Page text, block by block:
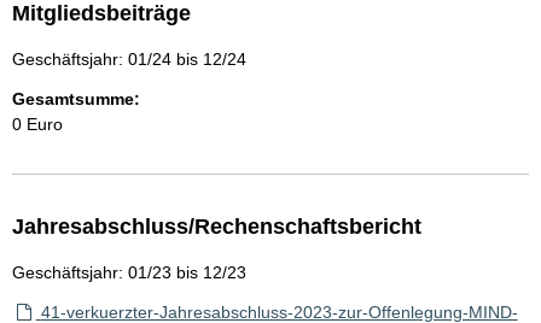
Mitgliedsbeiträge
Geschäftsjahr: 01/24 bis 12/24
Gesamtsumme:
0 Euro
Jahresabschluss/Rechenschaftsbericht
Geschäftsjahr: 01/23 bis 12/23
41-verkuerzter-Jahresabschluss-2023-zur-Offenlegung-MIND-